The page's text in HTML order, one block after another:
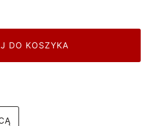
DO KOSZYKA